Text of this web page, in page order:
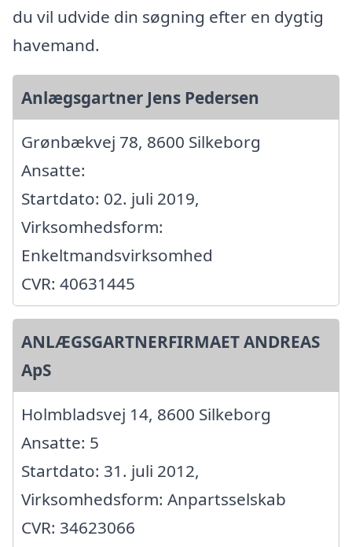
du vil udvide din søgning efter en dygtig
havemand.
Anlægsgartner Jens Pedersen
Grønbækvej 78, 8600 Silkeborg
Ansatte:
Startdato: 02. juli 2019,
Virksomhedsform:
Enkeltmandsvirksomhed
CVR: 40631445
ANLÆGSGARTNERFIRMAET ANDREAS
ApS
Holmbladsvej 14, 8600 Silkeborg
Ansatte: 5
Startdato: 31. juli 2012,
Virksomhedsform: Anpartsselskab
CVR: 34623066